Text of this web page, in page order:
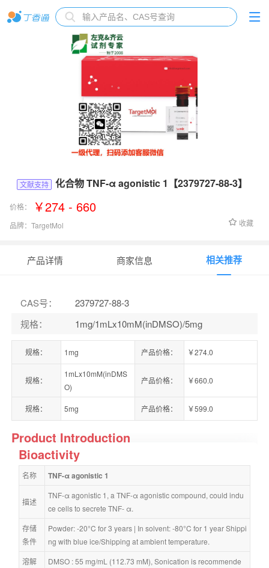
文献支持 化合物 TNF-α agonistic 1【2379727-88-3】
价格： ￥274 - 660
品牌： TargetMol 收藏
产品详情 商家信息 相关推荐
CAS号：
2379727-88-3
规格： 1mg/1mLx10mM(inDMSO)/5mg
规格： 1mg 产品价格： ￥274.0
规格：
1mLx10mM(inDMS
O)
产品价格： ￥660.0
规格： 5mg 产品价格： ￥599.0
Product Introduction
Bioactivity
名称 TNF-α agonistic 1
描述
TNF-α agonistic 1, a TNF-α agonistic compound, could indu
ce cells to secrete TNF- α.
存储
条件
Powder: -20°C for 3 years | In solvent: -80°C for 1 year Shippi
ng with blue ice/Shipping at ambient temperature.
溶解
DMSO : 55 mg/mL (112.73 mM), Sonication is recommende